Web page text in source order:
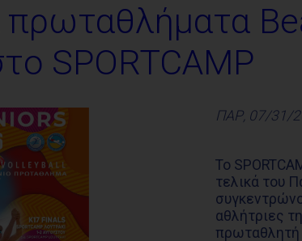
πρωταθλήματα
SPORTCAMP
ΠΑΡ, 07/31/
Το
τελικά του
αθλήτριες
πρωταθλητή